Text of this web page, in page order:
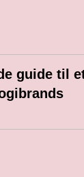
guide til